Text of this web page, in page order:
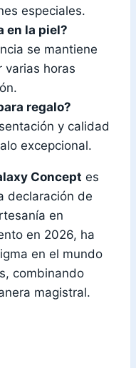
especiales.
en la piel?
se mantiene
varias horas
regalo?
y calidad
excepcional.
Concept es
declaración de
en
en 2026, ha
en el mundo
combinando
magistral.